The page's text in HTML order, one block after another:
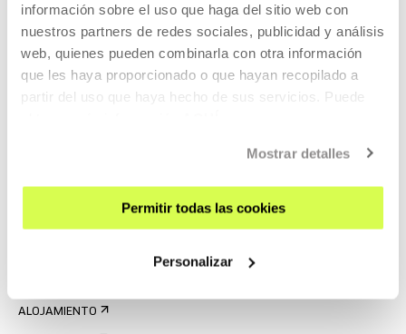
información sobre el uso que haga del sitio web con
nuestros partners de redes sociales, publicidad y análisis
web, quienes pueden combinarla con otra información
que les haya proporcionado o que hayan recopilado a
partir del uso que haya hecho de sus servicios. Puede
Mostrar detalles
Permitir todas las cookies
Personalizar
CONTACTO Y HORARIOS
ALOJAMIENTO